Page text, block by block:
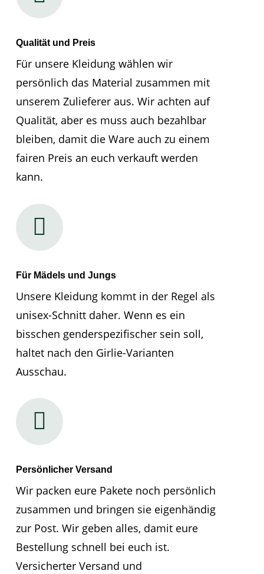
Qualität und Preis
Für unsere Kleidung wählen wir
persönlich das Material zusammen mit
unserem Zulieferer aus. Wir achten auf
Qualität, aber es muss auch bezahlbar
bleiben, damit die Ware auch zu einem
fairen Preis an euch verkauft werden
kann.
Für Mädels und Jungs
Unsere Kleidung kommt in der Regel als
unisex-Schnitt daher. Wenn es ein
bisschen genderspezifischer sein soll,
haltet nach den Girlie-Varianten
Ausschau.
Persönlicher Versand
Wir packen eure Pakete noch persönlich
zusammen und bringen sie eigenhändig
zur Post. Wir geben alles, damit eure
Bestellung schnell bei euch ist.
Versicherter Versand und